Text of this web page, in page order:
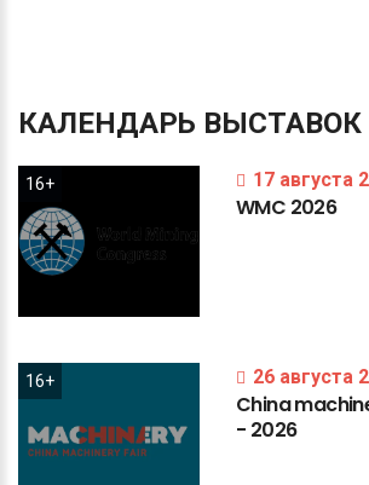
КАЛЕНДАРЬ ВЫСТАВОК
16+ 17 августа
WMC 2026
16+ 26 августа
China
- 2026